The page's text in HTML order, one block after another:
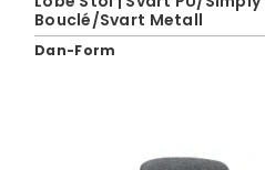
Bouclé/Svart Metall
Dan-Form